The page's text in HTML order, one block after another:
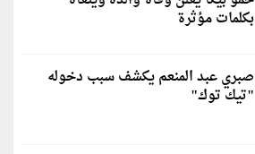
بكلمات مؤثرة
صبري عبد المنعم يكشف سبب دخوله
"تيك توك"